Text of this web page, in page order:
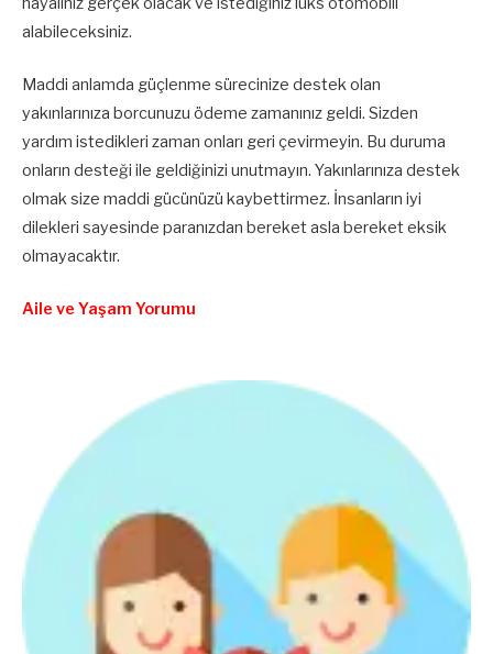
alabileceksiniz.
Maddi anlamda güçlenme sürecinize destek olan
yakınlarınıza borcunuzu ödeme zamanınız geldi. Sizden
yardım istedikleri zaman onları geri çevirmeyin. Bu duruma
onların desteği ile geldiğinizi unutmayın. Yakınlarınıza destek
olmak size maddi gücünüzü kaybettirmez. İnsanların iyi
dilekleri sayesinde paranızdan bereket asla bereket eksik
olmayacaktır.
Aile ve Yaşam Yorumu